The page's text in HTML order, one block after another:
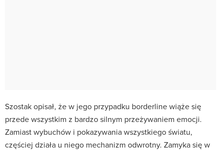
Szostak opisał, że w jego przypadku borderline wiąże się
przede wszystkim z bardzo silnym przeżywaniem emocji.
Zamiast wybuchów i pokazywania wszystkiego światu,
częściej działa u niego mechanizm odwrotny. Zamyka się w